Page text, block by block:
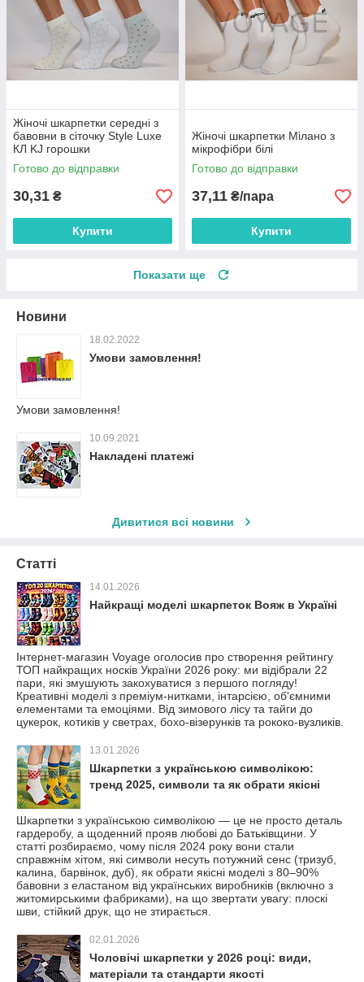
Жіночі шкарпетки середні з
бавовни в сіточку Style Luxe
КЛ KJ горошки
Готово до відправки
30,31 ₴
Купити
Жіночі шкарпетки Мілано з
мікрофібри білі
Готово до відправки
37,11 ₴/пара
Купити
Показати ще
Новини
18.02.2022
Умови замовлення!
Умови замовлення!
10.09.2021
Накладені платежі
Дивитися всі новини
Статті
14.01.2026
Найкращі моделі шкарпеток Вояж в Україні
Інтернет-магазин Voyage оголосив про створення рейтингу
ТОП найкращих носків України 2026 року: ми відібрали 22
пари, які змушують закохуватися з першого погляду!
Креативні моделі з преміум-нитками, інтарсією, об'ємними
елементами та емоціями. Від зимового лісу та тайги до
цукерок, котиків у светрах, бохо-візерунків та рококо-вузликів.
13.01.2026
Шкарпетки з українською символікою:
тренд 2025, символи та як обрати якісні
Шкарпетки з українською символікою — це не просто деталь
гардеробу, а щоденний прояв любові до Батьківщини. У
статті розбираємо, чому після 2024 року вони стали
справжнім хітом, які символи несуть потужний сенс (тризуб,
калина, барвінок, дуб), як обрати якісні моделі з 80–90%
бавовни з еластаном від українських виробників (включно з
житомирськими фабриками), на що звертати увагу: плоскі
шви, стійкий друк, що не зтирається.
02.01.2026
Чоловічі шкарпетки у 2026 році: види,
матеріали та стандарти якості